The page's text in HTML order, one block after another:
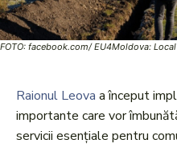
FOTO: facebook.com/ EU4Moldova:
Raionul Leova a început
importante care vor
servicii esențiale pentru